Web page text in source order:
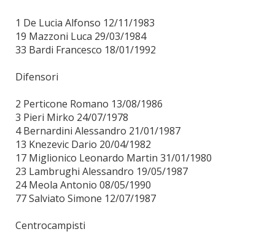
1 De Lucia Alfonso 12/11/1983
19 Mazzoni Luca 29/03/1984
33 Bardi Francesco 18/01/1992
Difensori
2 Perticone Romano 13/08/1986
3 Pieri Mirko 24/07/1978
4 Bernardini Alessandro 21/01/1987
13 Knezevic Dario 20/04/1982
17 Miglionico Leonardo Martin 31/01/1980
23 Lambrughi Alessandro 19/05/1987
24 Meola Antonio 08/05/1990
77 Salviato Simone 12/07/1987
Centrocampisti